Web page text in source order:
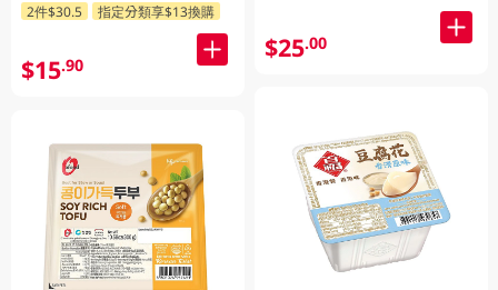
2件$30.5 指定分類享$13換購
$15.90
$25.00